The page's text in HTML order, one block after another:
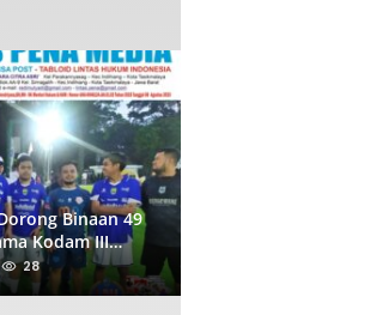
Binaan 49
Kodam III
Nobar Final
Ada Investor
28